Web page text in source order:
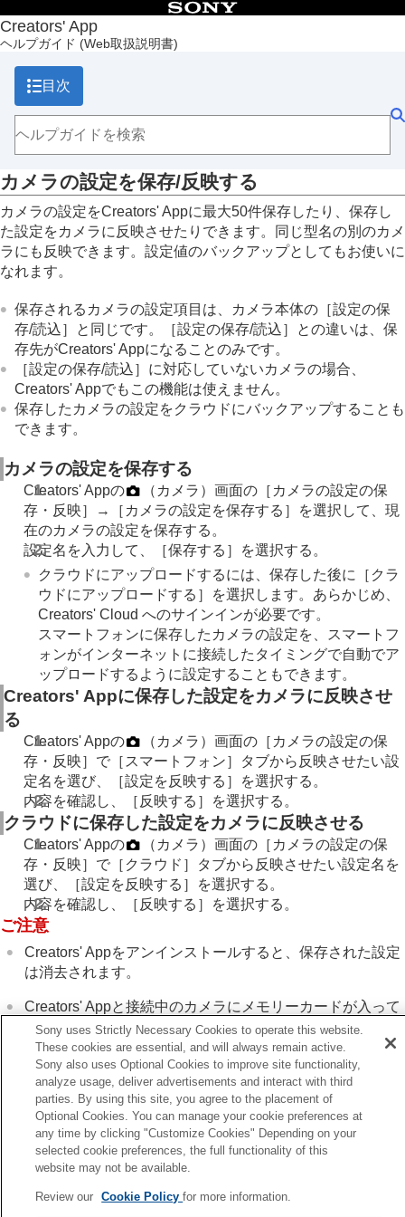
Creators' App
ヘルプガイド (Web取扱説明書)
目次
目次
トップページ
Creators' App でできること
準備と接続
画面の説明
カメラの画像を取り込む
リモート撮影する
カメラの設定を保存/反映する
カメラの本体ソフトウェアのアップデートを行う
カメラのアップグレードライセンスをインストールする
ライブ配信する（ネットワークストリーミング）
商標について
カメラの設定を保存/反映する
カメラの設定をCreators' Appに最大50件保存したり、保存し
た設定をカメラに反映させたりできます。同じ型名の別のカメ
ラにも反映できます。設定値のバックアップとしてもお使いに
なれます。
保存されるカメラの設定項目は、カメラ本体の ［設定の保
存/読込］
と同じです。 ［設定の保存/読込］
との違いは、保
存先がCreators' Appになることのみです。
［設定の保存/読込］ に対応していないカメラの場合、
Creators' Appでもこの機能は使えません。
保存したカメラの設定をクラウドにバックアップすることも
できます。
カメラの設定を保存する
Creators' Appの
（カメラ）画面の［カメラの設定の保
存・反映］→［カメラの設定を保存する］を選択して、現
在のカメラの設定を保存する。
設定名を入力して、［保存する］を選択する。
クラウドにアップロードするには、保存した後に［クラ
ウドにアップロードする］を選択します。あらかじめ、
Creators' Cloud へのサインインが必要です。
スマートフォンに保存したカメラの設定を、スマートフ
ォンがインターネットに接続したタイミングで自動でア
ップロードするように設定することもできます。
Creators' Appに保存した設定をカメラに反映させ
る
Creators' Appの
（カメラ）画面の［カメラの設定の保
存・反映］で［スマートフォン］タブから反映させたい設
定名を選び、［設定を反映する］を選択する。
内容を確認し、
［反映する］ を選択する。
クラウドに保存した設定をカメラに反映させる
Creators' Appの
（カメラ）画面の［カメラの設定の保
存・反映］で［クラウド］タブから反映させたい設定名を
選び、［設定を反映する］を選択する。
内容を確認し、
［反映する］ を選択する。
ご注意
Creators' Appをアンインストールすると、保存された設定
は消去されます。
Creators' Appと接続中のカメラにメモリーカードが入って
いないときは、この機能をお使いになることができませ
ん。
クラウドサービスに画像を転送する
次へ
カメラの本体ソフトウェアのアップデートを
Sony uses Strictly Necessary Cookies to operate this website.
These cookies are essential, and will always remain active.
Sony also uses Optional Cookies to improve site functionality,
analyze usage, deliver advertisements and interact with third
parties. By using this site, you agree to the placement of
Optional Cookies. You can manage your cookie preferences at
any time by clicking "Customize Cookies" Depending on your
selected cookie preferences, the full functionality of this
website may not be available.
Review our Cookie Policyfor more information.